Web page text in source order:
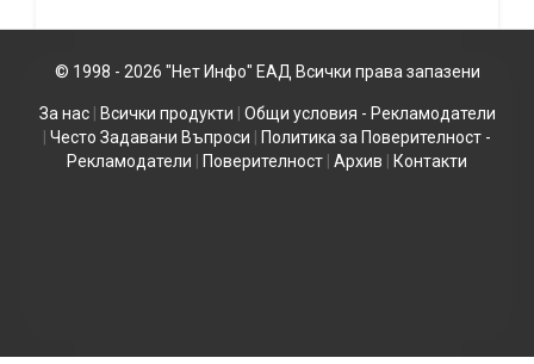
© 1998 - 2026 "Нет Инфо" ЕАД Всички права запазени
За нас| Всички продукти
Общи условия - Рекламодатели
Често Задавани Въпроси
Политика за Поверителност -
Рекламодатели
Поверителност Архив Контакти